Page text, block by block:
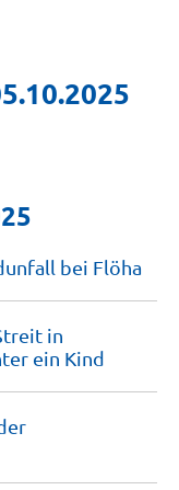
bei Flöha
in
ein Kind